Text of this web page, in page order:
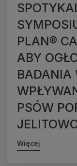
PLAN®
ABY
BADANIA
PSÓW
Więcej